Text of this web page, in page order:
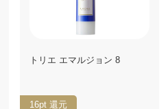
トリエ エマルジョン 8
16pt 還元